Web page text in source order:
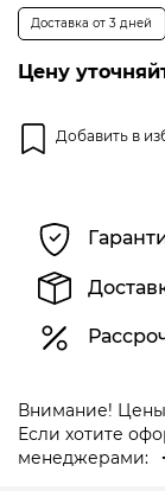
Оценка
из
Доставка от 3 дней
Цену
Добавить в
Внимание! Цены
Если хотите
менеджерами: